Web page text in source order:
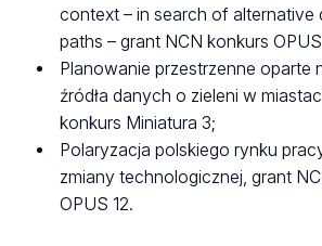
context – in search of alternative
paths – grant NCN konkurs OPUS
Planowanie przestrzenne oparte
źródła danych o zieleni w
konkurs Miniatura 3;
Polaryzacja polskiego rynku
zmiany technologicznej, grant
OPUS 12.